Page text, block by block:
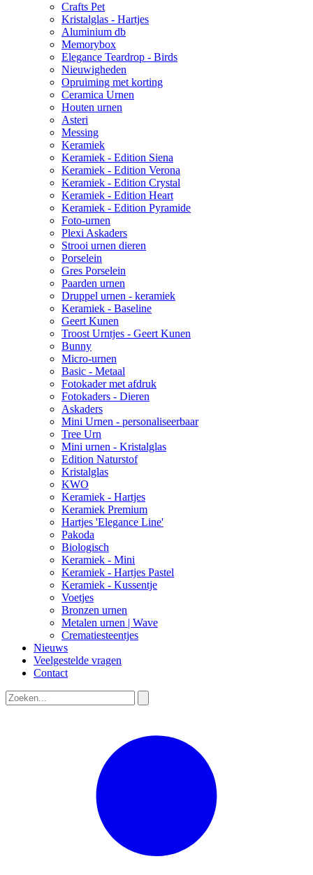
Crafts Pet
Kristalglas - Hartjes
Aluminium db
Memorybox
Elegance Teardrop - Birds
Nieuwigheden
Opruiming met korting
Ceramica Urnen
Houten urnen
Asteri
Messing
Keramiek
Keramiek - Edition Siena
Keramiek - Edition Verona
Keramiek - Edition Crystal
Keramiek - Edition Heart
Keramiek - Edition Pyramide
Foto-urnen
Plexi Askaders
Strooi urnen dieren
Porselein
Gres Porselein
Paarden urnen
Druppel urnen - keramiek
Keramiek - Baseline
Geert Kunen
Troost Urntjes - Geert Kunen
Bunny
Micro-urnen
Basic - Metaal
Fotokader met afdruk
Fotokaders - Dieren
Askaders
Mini Urnen - personaliseerbaar
Tree Urn
Mini urnen - Kristalglas
Edition Naturstof
Kristalglas
KWO
Keramiek - Hartjes
Keramiek Premium
Hartjes 'Elegance Line'
Pakoda
Biologisch
Keramiek - Mini
Keramiek - Hartjes Pastel
Keramiek - Kussentje
Voetjes
Bronzen urnen
Metalen urnen | Wave
Crematiesteentjes
Nieuws
Veelgestelde vragen
Contact